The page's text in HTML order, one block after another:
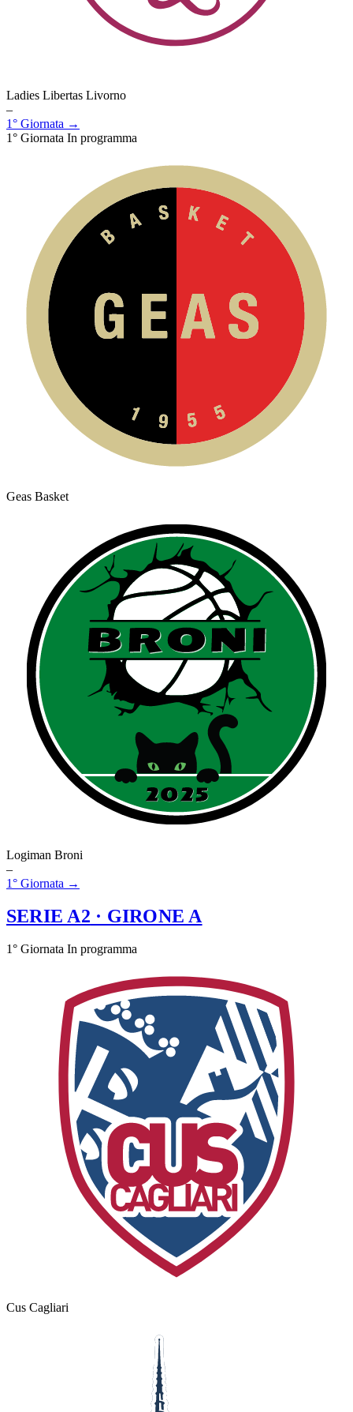
Ladies Libertas Livorno
–
1° Giornata →
1° Giornata In programma
Geas Basket
Logiman Broni
–
1° Giornata →
SERIE A2 · GIRONE A
1° Giornata In programma
Cus Cagliari